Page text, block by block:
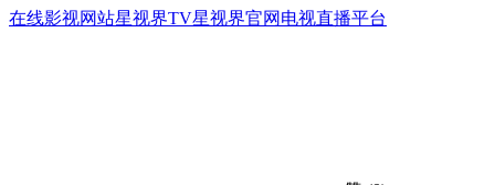
在线影视网站星视界TV星视界官网 电视直播平台